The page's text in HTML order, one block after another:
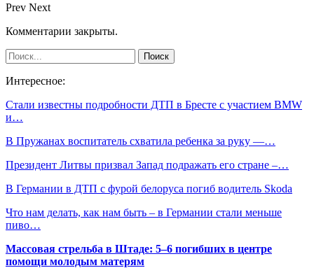
Prev Next
Комментарии закрыты.
Интересное:
Стали известны подробности ДТП в Бресте с участием BMW
и…
В Пружанах воспитатель схватила ребенка за руку —…
Президент Литвы призвал Запад подражать его стране –…
В Германии в ДТП с фурой белоруса погиб водитель Skoda
Что нам делать, как нам быть – в Германии стали меньше
пиво…
Массовая стрельба в Штаде: 5–6 погибших в центре
помощи молодым матерям